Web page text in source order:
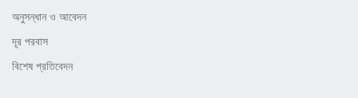
অনুসন্ধান ও আবেদন
দূর পরবাস
বিশেষ প্রতিবেদন